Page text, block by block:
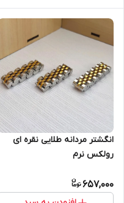
انگشتر مردانه طلایی نقره ای
رولکس نرم
657,000